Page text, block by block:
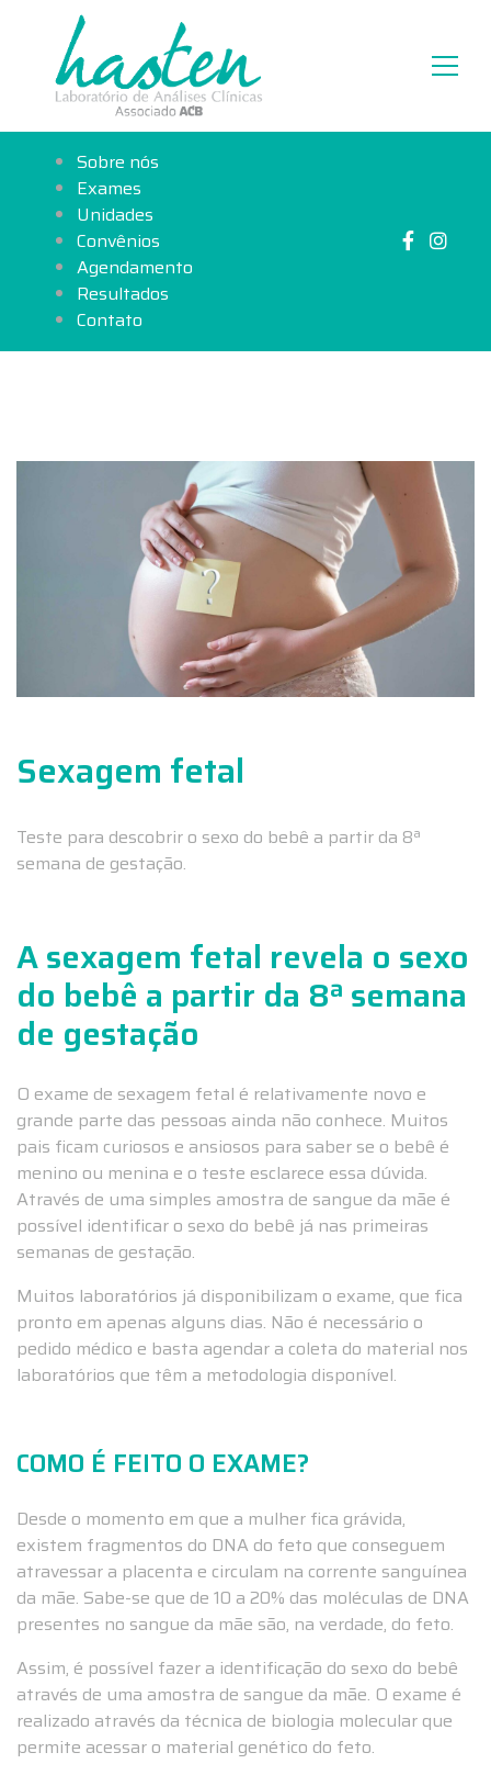
Sobre nós
Exames
Unidades
Convênios
Agendamento
Resultados
Contato
Sexagem fetal
Teste para descobrir o sexo do bebê a partir da 8ª
semana de gestação.
A sexagem fetal revela o sexo
do bebê a partir da 8ª semana
de gestação
O exame de sexagem fetal é relativamente novo e
grande parte das pessoas ainda não conhece. Muitos
pais ficam curiosos e ansiosos para saber se o bebê é
menino ou menina e o teste esclarece essa dúvida.
Através de uma simples amostra de sangue da mãe é
possível identificar o sexo do bebê já nas primeiras
semanas de gestação.
Muitos laboratórios já disponibilizam o exame, que fica
pronto em apenas alguns dias. Não é necessário o
pedido médico e basta agendar a coleta do material nos
laboratórios que têm a metodologia disponível.
COMO É FEITO O EXAME?
Desde o momento em que a mulher fica grávida,
existem fragmentos do DNA do feto que conseguem
atravessar a placenta e circulam na corrente sanguínea
da mãe. Sabe-se que de 10 a 20% das moléculas de DNA
presentes no sangue da mãe são, na verdade, do feto.
Assim, é possível fazer a identificação do sexo do bebê
através de uma amostra de sangue da mãe. O exame é
realizado através da técnica de biologia molecular que
permite acessar o material genético do feto.